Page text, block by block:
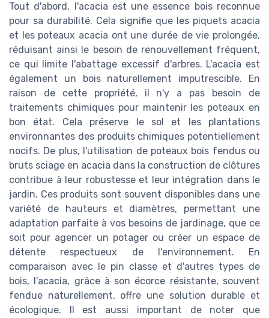
Tout d'abord, l'acacia est une essence bois reconnue
pour sa durabilité. Cela signifie que les piquets acacia
et les poteaux acacia ont une durée de vie prolongée,
réduisant ainsi le besoin de renouvellement fréquent,
ce qui limite l'abattage excessif d'arbres. L'acacia est
également un bois naturellement imputrescible. En
raison de cette propriété, il n'y a pas besoin de
traitements chimiques pour maintenir les poteaux en
bon état. Cela préserve le sol et les plantations
environnantes des produits chimiques potentiellement
nocifs. De plus, l'utilisation de poteaux bois fendus ou
bruts sciage en acacia dans la construction de clôtures
contribue à leur robustesse et leur intégration dans le
jardin. Ces produits sont souvent disponibles dans une
variété de hauteurs et diamètres, permettant une
adaptation parfaite à vos besoins de jardinage, que ce
soit pour agencer un potager ou créer un espace de
détente respectueux de l'environnement. En
comparaison avec le pin classe et d'autres types de
bois, l'acacia, grâce à son écorce résistante, souvent
fendue naturellement, offre une solution durable et
écologique. Il est aussi important de noter que